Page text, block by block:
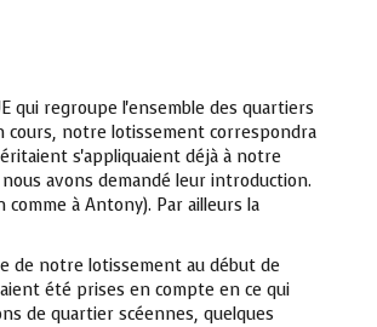
qui regroupe l'ensemble des quartiers
cours, notre lotissement correspondra
s'appliquaient déjà à notre
avons demandé leur introduction.
à Antony). Par ailleurs la
de notre lotissement au début de
été prises en compte en ce qui
de quartier scéennes, quelques